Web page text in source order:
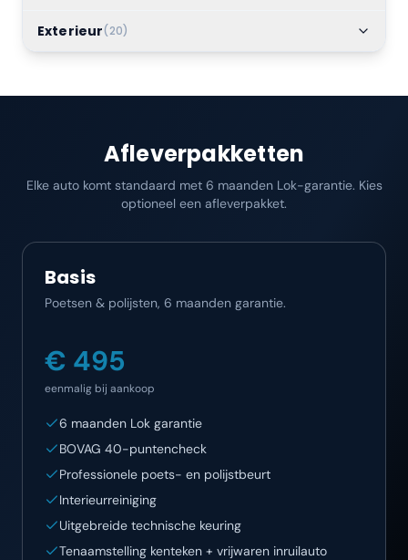
Exterieur(20)
Afleverpakketten
Elke auto komt standaard met 6 maanden Lok-garantie. Kies
optioneel een afleverpakket.
Basis
Poetsen & polijsten, 6 maanden garantie.
€ 495
eenmalig bij aankoop
6 maanden Lok garantie
BOVAG 40-puntencheck
Professionele poets- en polijstbeurt
Interieurreiniging
Uitgebreide technische keuring
Tenaamstelling kenteken + vrijwaren inruilauto